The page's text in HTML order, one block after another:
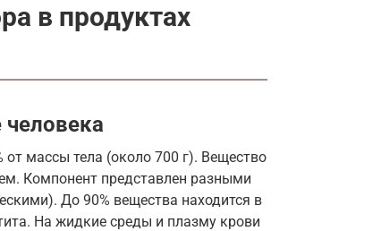
в продуктах
массы тела (около 700 г). Вещество
Компонент представлен разными
До 90% вещества находится в
На жидкие среды и плазму крови